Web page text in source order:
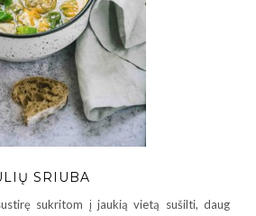
SRIUBA
sukritom į jaukią vietą sušilti, daug